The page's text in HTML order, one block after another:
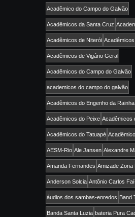
Acadêmico do Campo do Galvão
Acadêmicos da Santa Cruz
Acadêmicos de Niterói
Acadêmicos de Vigário Geral
Acadêmicos do Campo do Galvão
academicos do campo do galvão
Acadêmicos do Engenho da Rainha
Acadêmicos do Peixe Acadêmicos
Acadêmicos do Tatuapé
AESM-Rio Ale Jansen Alexandre
Amanda Fernandes Amizade Zona
Anderson Solcia Antônio Carlos
áudios dos sambas-enredos Band
Banda Santa Luzia bateria Pura